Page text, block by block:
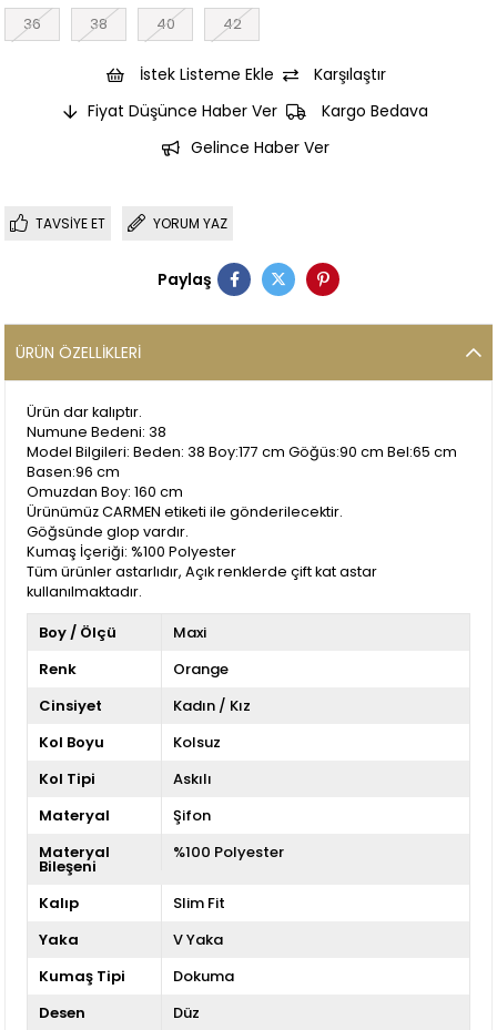
36 38 40 42
İstek Listeme Ekle
Karşılaştır
Fiyat Düşünce Haber Ver
Kargo Bedava
Gelince Haber Ver
TAVSIYE ET YORUM YAZ
Paylaş
ÜRÜN ÖZELLIKLERI
Ürün dar kalıptır.
Numune Bedeni: 38
Model Bilgileri: Beden: 38 Boy:177 cm Göğüs:90 cm Bel:65 cm
Basen:96 cm
Omuzdan Boy: 160 cm
Ürünümüz CARMEN etiketi ile gönderilecektir.
Göğsünde glop vardır.
Kumaş İçeriği: %100 Polyester
Tüm ürünler astarlıdır, Açık renklerde çift kat astar
kullanılmaktadır.
Boy / Ölçü
Maxi
Renk
Orange
Cinsiyet
Kadın / Kız
Kol Boyu
Kolsuz
Kol Tipi
Askılı
Materyal
Şifon
Materyal
Bileşeni
%100 Polyester
Kalıp
Slim Fit
Yaka
V Yaka
Kumaş Tipi
Dokuma
Desen
Düz